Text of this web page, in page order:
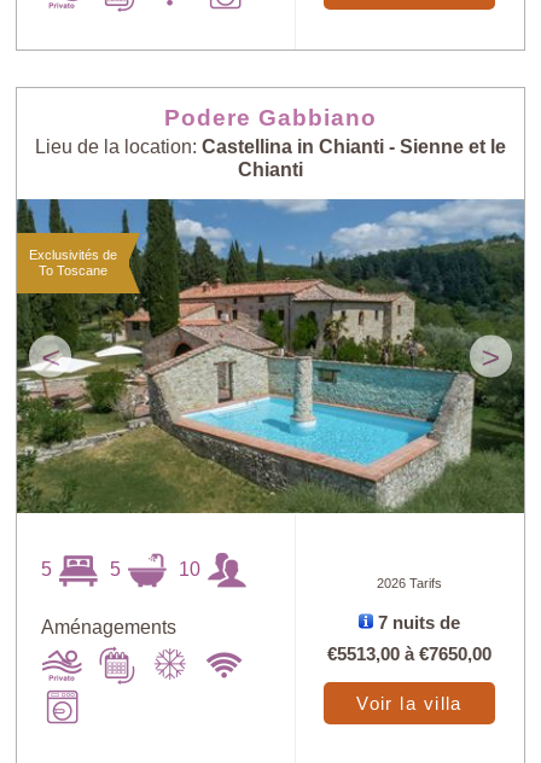
Prix: + > -
personnes: + > -
récentes
Podere Gabbiano
Lieu de la location: Castellina in Chianti - Sienne et le
Chianti
< >
Exclusivités de
To Toscane
5 5 10
Aménagements
2026 Tarifs
7 nuits de
€5513,00 à€7650,00
Voir la villa